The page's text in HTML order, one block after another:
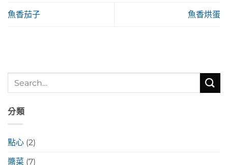
魚香茄子 魚香烘蛋
分類
點心 (2)
醬菜 (7)